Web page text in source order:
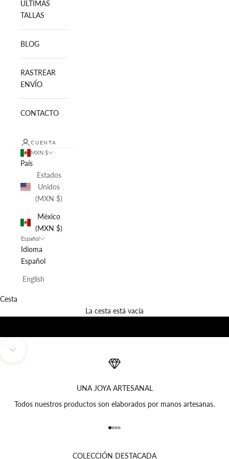
ULTIMAS
TALLAS
BLOG
RASTREAR
ENVÍO
CONTACTO
CUENTA
MXN $
País
Estados
Unidos
(MXN $)
México
(MXN $)
Español
Idioma
Español
English
Cesta
La cesta está vacía
GUAYABERAS CAMISAS
UNA JOYA ARTESANAL
Todos nuestros productos son elaborados por manos artesanas.
Ir al artículo 1
Ir al artículo 2
Ir al artículo 3
Ir al artículo 4
COLECCIÓN DESTACADA